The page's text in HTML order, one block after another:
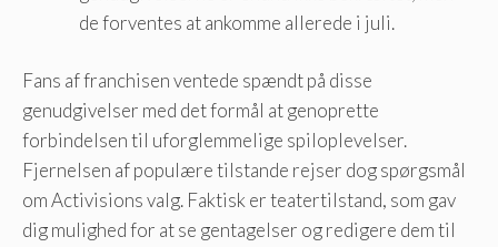
de forventes at ankomme allerede i juli.
Fans af franchisen ventede spændt på disse
genudgivelser med det formål at genoprette
forbindelsen til uforglemmelige spiloplevelser.
Fjernelsen af ​​populære tilstande rejser dog spørgsmål
om Activisions valg. Faktisk er teatertilstand, som gav
dig mulighed for at se gentagelser og redigere dem til